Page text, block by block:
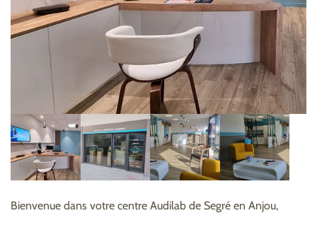
Bienvenue dans votre centre Audilab de Segré en Anjou,